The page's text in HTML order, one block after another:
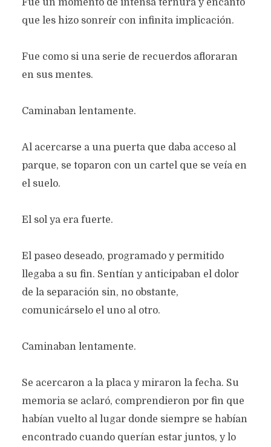
Texto original deSilvia Cristina Preissler Martinson
Categoría:Prosa marzo 27, 2024
1.074 views
2 Minutos en leer
Fue un momento de intensa ternura y encanto
que les hizo sonreír con infinita implicación.
Fue como si una serie de recuerdos afloraran
en sus mentes.
Caminaban lentamente.
Al acercarse a una puerta que daba acceso al
parque, se toparon con un cartel que se veía en
el suelo.
El sol ya era fuerte.
El paseo deseado, programado y permitido
llegaba a su fin. Sentían y anticipaban el dolor
de la separación sin, no obstante,
comunicárselo el uno al otro.
Caminaban lentamente.
Se acercaron a la placa y miraron la fecha. Su
memoria se aclaró, comprendieron por fin que
habían vuelto al lugar donde siempre se habían
encontrado cuando querían estar juntos, y lo